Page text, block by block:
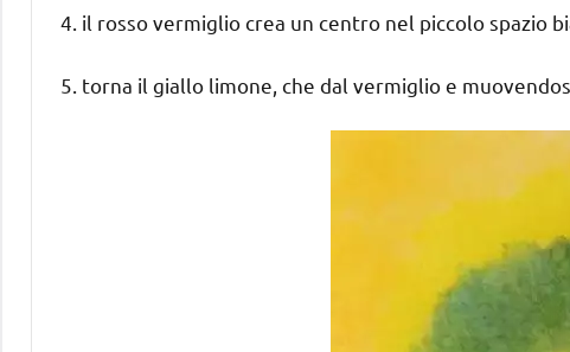
4. il rosso vermiglio crea un centro nel piccolo spazio
5. torna il giallo limone, che dal vermiglio e